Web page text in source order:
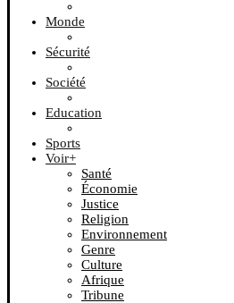
Monde
Sécurité
Société
Education
Sports
Voir+
Santé
Économie
Justice
Religion
Environnement
Genre
Culture
Afrique
Tribune